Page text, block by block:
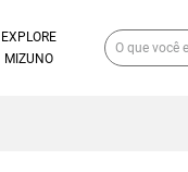
EXPLORE
MIZUNO